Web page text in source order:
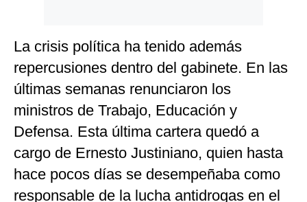
La crisis política ha tenido además
repercusiones dentro del gabinete. En las
últimas semanas renunciaron los
ministros de Trabajo, Educación y
Defensa. Esta última cartera quedó a
cargo de Ernesto Justiniano, quien hasta
hace pocos días se desempeñaba como
responsable de la lucha antidrogas en el